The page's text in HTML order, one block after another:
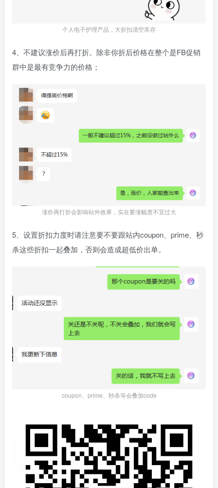
个人电子护理产品，大折扣清空库存
4、不建议涨价后再打折。除非你折后价格在整个是FB促销
群中是最有竞争力的价格；
涨价再打折会影响站外效果，实在要涨幅度不宜过大
5、设置折扣力度时请注意要不要跟站内coupon、prime、秒
杀这些折扣一起叠加，否则会造成超低价出单。
coupon、prime、秒杀等会叠加code